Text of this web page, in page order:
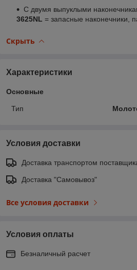
С двумя выпуклыми
3625NL = запасные наконечники,
Скрыть
Характеристики
Основные
Тип
Условия доставки
Доставка транспортом
Доставка "Самовывоз"
Все условия доставки
Условия оплаты
Безналичный расчет